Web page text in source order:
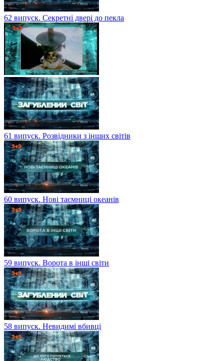
62 випуск. Секретні двері до пекла
61 випуск. Розвідники з інших світів
60 випуск. Нові таємниці океанів
59 випуск. Ворота в інші світи
58 випуск. Невидимі вбивці